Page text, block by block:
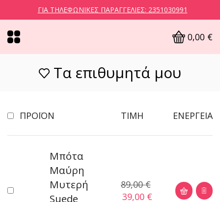
ΓΙΑ ΤΗΛΕΦΩΝΙΚΈΣ ΠΑΡΑΓΓΕΛΊΕΣ: 2351030991
0,00 €
Τα επιθυμητά μου
ΠΡΟΪΌΝ ΤΙΜΉ ΕΝΈΡΓΕΙΑ
Μπότα
Μαύρη
Μυτερή
Suede
89,00€
39,00 €